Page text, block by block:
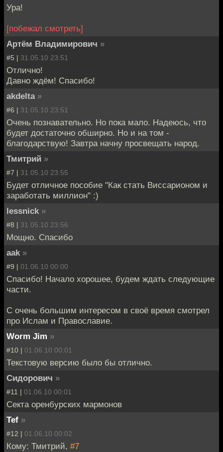
Ура!
[побежал смотреть]
Артём Владимирович »
#5 | 31.05.10 23:51
Отлично!
Давно ждём! Спасибо!
akdelta »
#6 | 31.05.10 23:51
Очень познавательно. Но пока мало. Надеюсь, что
будет достаточно обширно. Но и на том -
благодарствую! Завтра начну просвещать народ.
Тмитрий »
#7 | 31.05.10 23:55
Будет отличное пособие "Как стать Виссарионом и
заработать миллион" :)
lessnick »
#8 | 31.05.10 23:56
Мощно. Спасибо
aak »
#9 | 01.06.10 00:00
Спасибо! Начало хорошее, будем ждать следующие
части.
С очень большим интересом в своё время смотрел
про Ислам и Православие.
Worm Jim »
#10 | 01.06.10 00:01
Текстовую версию было бы отлично.
Сидорович »
#11 | 01.06.10 00:01
Секта оренбурских мармонов
Tef »
#12 | 01.06.10 00:02
Кому: Тмитрий, #7